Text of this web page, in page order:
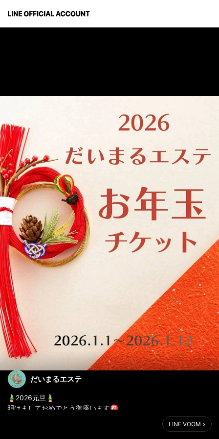
だいまるエステ
🎍2026元旦🎍
明けましておめでとう御座います㊗️
今年も張り切って皆様の美カツの応援をさせて頂きます✨
LINE VOOM